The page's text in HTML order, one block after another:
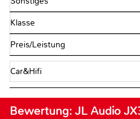
Klasse
Preis/Leistung
Car&Hifi
Bewertung: JL Audio